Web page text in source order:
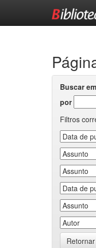
Buscar
por
Filtros